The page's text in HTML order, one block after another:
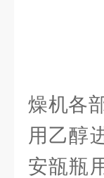
燥机各
用乙醇
安瓿瓶